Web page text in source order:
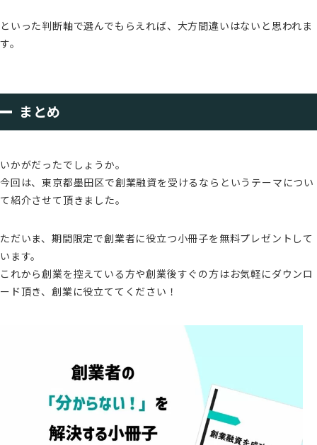
といった判断軸で選んでもらえれば、大方間違いはないと思われま
す。
まとめ
いかがだったでしょうか。
今回は、東京都墨田区で創業融資を受けるならというテーマについ
て紹介させて頂きました。
ただいま、期間限定で創業者に役立つ小冊子を無料プレゼントして
います。
これから創業を控えている方や創業後すぐの方はお気軽にダウンロ
ード頂き、創業に役立ててください！